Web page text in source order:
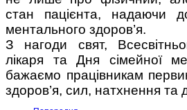
стан пацієнта, надаючи
ментального здоров’я.
З нагоди свят,
лікаря та Дня сімейної
бажаємо працівникам
здоров’я, сил, натхнення та